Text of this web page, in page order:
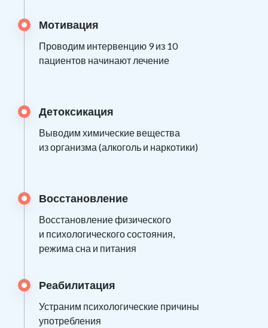
Мотивация
Проводим интервенцию 9 из 10
пациентов начинают лечение
Детоксикация
Выводим химические вещества
из организма (алкоголь и наркотики)
Восстановление
Восстановление физического
и психологического состояния,
режима сна и питания
Реабилитация
Устраним психологические причины
употребления